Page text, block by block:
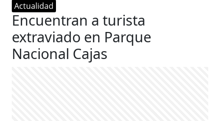
Actualidad
Encuentran a turista
extraviado en Parque
Nacional Cajas